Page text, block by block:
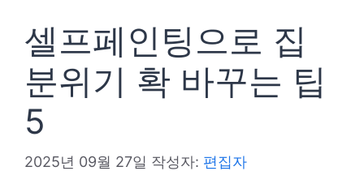
셀프페인팅으로 집
분위기 확 바꾸는 팁
5
2025년 09월 27일 작성자: 편집자